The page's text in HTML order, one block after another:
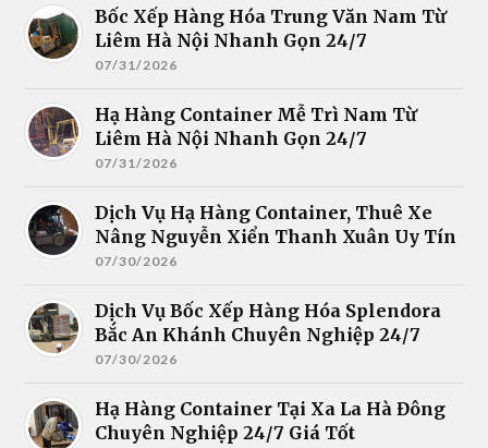
Bốc Xếp Hàng Hóa Trung Văn Nam Từ
Liêm Hà Nội Nhanh Gọn 24/7
07/31/2026
Hạ Hàng Container Mễ Trì Nam Từ
Liêm Hà Nội Nhanh Gọn 24/7
07/31/2026
Dịch Vụ Hạ Hàng Container, Thuê Xe
Nâng Nguyễn Xiển Thanh Xuân Uy Tín
07/30/2026
Dịch Vụ Bốc Xếp Hàng Hóa Splendora
Bắc An Khánh Chuyên Nghiệp 24/7
07/30/2026
Hạ Hàng Container Tại Xa La Hà Đông
Chuyên Nghiệp 24/7 Giá Tốt